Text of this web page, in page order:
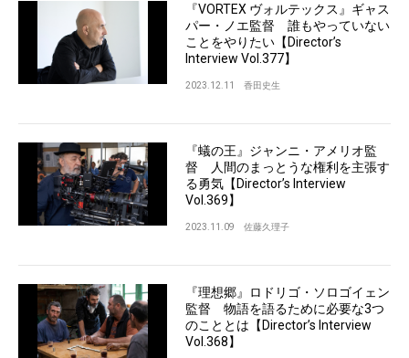
『VORTEX ヴォルテックス』ギャス
パー・ノエ監督 誰もやっていない
ことをやりたい【Director’s
Interview Vol.377】
2023.12.11 香田史生
『蟻の王』ジャンニ・アメリオ監
督 人間のまっとうな権利を主張す
る勇気【Director’s Interview
Vol.369】
2023.11.09 佐藤久理子
『理想郷』ロドリゴ・ソロゴイェン
監督 物語を語るために必要な3つ
のこととは【Director’s Interview
Vol.368】